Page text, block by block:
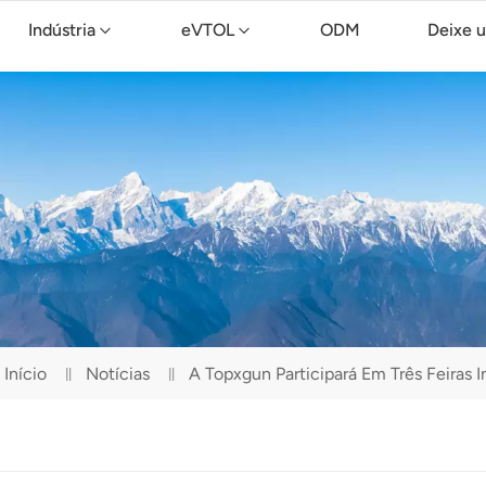
Indústria eVTOL ODM Deixe
Início Notícias A Topxgun Participará Em Três